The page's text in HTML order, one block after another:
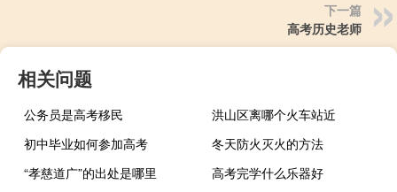
下一篇
高考历史老师
相关问题
公务员是高考移民
洪山区离哪个火车站近
初中毕业如何参加高考
冬天防火灭火的方法
“孝慈道广”的出处是哪里
高考完学什么乐器好